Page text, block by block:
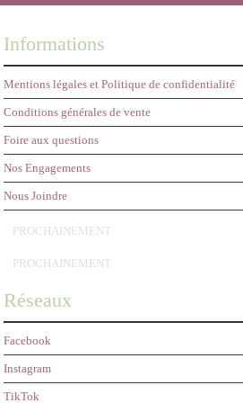
Informations
Mentions légales et Politique de confidentialité
Conditions générales de vente
Foire aux questions
Nos Engagements
Nous Joindre
PROCHAINEMENT
PROCHAINEMENT
Réseaux
Facebook
Instagram
TikTok